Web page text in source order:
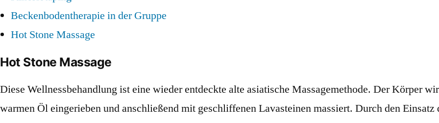
Beckenbodentherapie in der Gruppe
Hot Stone Massage
Hot Stone Massage
Diese Wellnessbehandlung ist eine wieder entdeckte alte asiatische Massagemethode. Der Körper
warmen Öl eingerieben und anschließend mit geschliffenen Lavasteinen massiert. Durch den Einsatz